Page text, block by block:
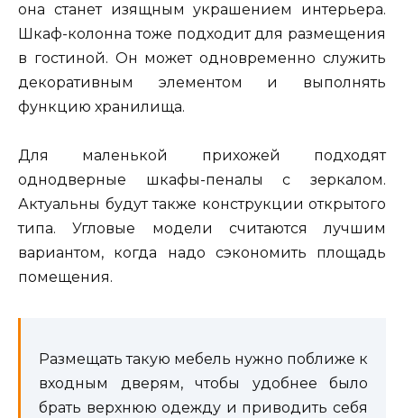
она станет изящным украшением интерьера.
Шкаф-колонна тоже подходит для размещения
в гостиной. Он может одновременно служить
декоративным элементом и выполнять
функцию хранилища.
Для маленькой прихожей подходят
однодверные шкафы-пеналы с зеркалом.
Актуальны будут также конструкции открытого
типа. Угловые модели считаются лучшим
вариантом, когда надо сэкономить площадь
помещения.
Размещать такую мебель нужно поближе к
входным дверям, чтобы удобнее было
брать верхнюю одежду и приводить себя